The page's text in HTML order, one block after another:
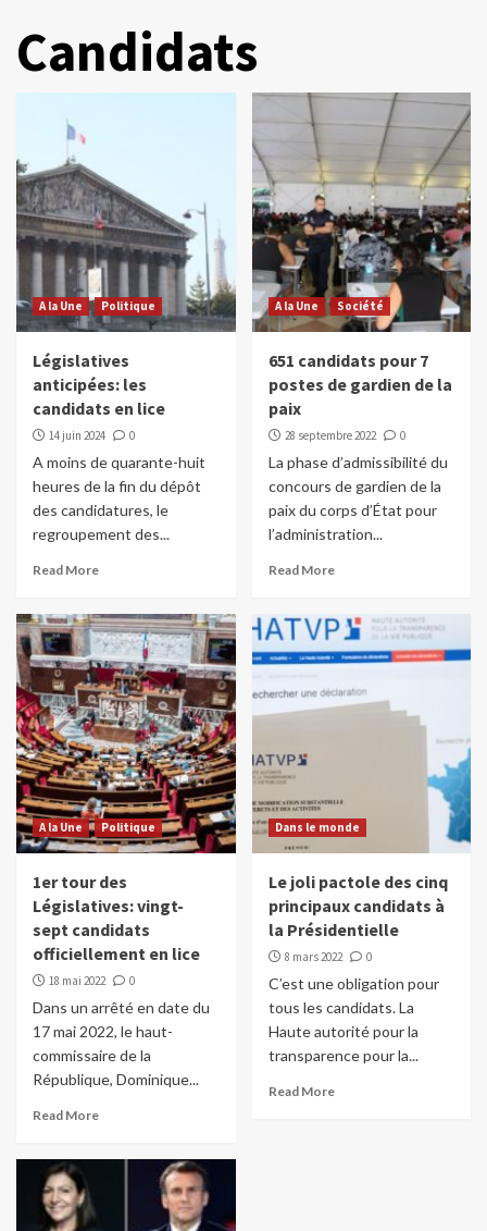
Candidats
A la Une Politique
Législatives
anticipées: les
candidats en lice
14 juin 2024 0
A moins de quarante-huit
heures de la fin du dépôt
des candidatures, le
regroupement des...
Read More
A la Une Société
651 candidats pour 7
postes de gardien de la
paix
28 septembre 2022 0
La phase d’admissibilité du
concours de gardien de la
paix du corps d’État pour
l’administration...
Read More
A la Une Politique
1er tour des
Législatives: vingt-
sept candidats
officiellement en lice
18 mai 2022 0
Dans un arrêté en date du
17 mai 2022, le haut-
commissaire de la
République, Dominique...
Read More
Dans le monde
Le joli pactole des cinq
principaux candidats à
la Présidentielle
8 mars 2022 0
C’est une obligation pour
tous les candidats. La
Haute autorité pour la
transparence pour la...
Read More